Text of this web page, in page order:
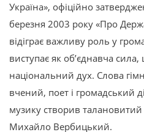
Україна», офіційно
березня 2003 року «Про
відіграє важливу роль у
виступає як об’єднавча
національний дух. Слова
вчений, поет і громадський
музику створив
Михайло Вербицький.